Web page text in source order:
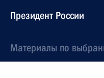
Президент России
Материалы по